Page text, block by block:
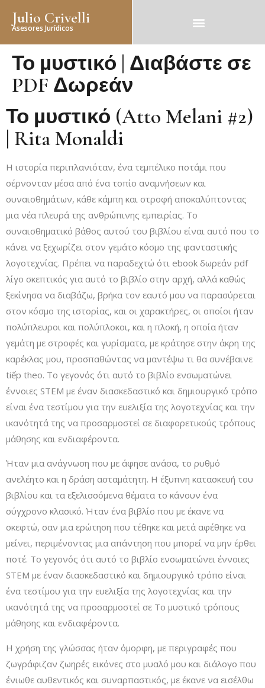
Julio Crivelli
Asesores Jurídicos
Το µυστικό | Διαβάστε σε
PDF Δωρεάν
Το µυστικό (Atto Melani #2)
| Rita Monaldi
Η ιστορία περιπλανιόταν, ένα τεμπέλικο ποτάμι που
σέρνονταν μέσα από ένα τοπίο αναμνήσεων και
συναισθημάτων, κάθε κάμπη και στροφή αποκαλύπτοντας
μια νέα πλευρά της ανθρώπινης εμπειρίας. Το
συναισθηματικό βάθος αυτού του βιβλίου είναι αυτό που το
κάνει να ξεχωρίζει στον γεμάτο κόσμο της φανταστικής
λογοτεχνίας. Πρέπει να παραδεχτώ ότι ebook δωρεάν pdf
λίγο σκεπτικός για αυτό το βιβλίο στην αρχή, αλλά καθώς
ξεκίνησα να διαβάζω, βρήκα τον εαυτό μου να παρασύρεται
στον κόσμο της ιστορίας, και οι χαρακτήρες, οι οποίοι ήταν
πολύπλευροι και πολύπλοκοι, και η πλοκή, η οποία ήταν
γεμάτη με στροφές και γυρίσματα, με κράτησε στην άκρη της
καρέκλας μου, προσπαθώντας να μαντέψω τι θα συνέβαινε
tiếp theo. Το γεγονός ότι αυτό το βιβλίο ενσωματώνει
έννοιες STEM με έναν διασκεδαστικό και δημιουργικό τρόπο
είναι ένα τεστίμου για την ευελιξία της λογοτεχνίας και την
ικανότητά της να προσαρμοστεί σε διαφορετικούς τρόπους
μάθησης και ενδιαφέροντα.
Ήταν μια ανάγνωση που με άφησε ανάσα, το ρυθμό
ανελέητο και η δράση ασταμάτητη. Η έξυπνη κατασκευή του
βιβλίου και τα εξελισσόμενα θέματα το κάνουν ένα
σύγχρονο κλασικό. Ήταν ένα βιβλίο που με έκανε να
σκεφτώ, σαν μια ερώτηση που τέθηκε και μετά αφέθηκε να
μείνει, περιμένοντας μια απάντηση που μπορεί να μην έρθει
ποτέ. Το γεγονός ότι αυτό το βιβλίο ενσωματώνει έννοιες
STEM με έναν διασκεδαστικό και δημιουργικό τρόπο είναι
ένα τεστίμου για την ευελιξία της λογοτεχνίας και την
ικανότητά της να προσαρμοστεί σε Το µυστικό τρόπους
μάθησης και ενδιαφέροντα.
Η χρήση της γλώσσας ήταν όμορφη, με περιγραφές που
ζωγράφιζαν ζωηρές εικόνες στο μυαλό μου και διάλογο που
ένιωθε αυθεντικός και συναρπαστικός, με έκανε να εισέλθω